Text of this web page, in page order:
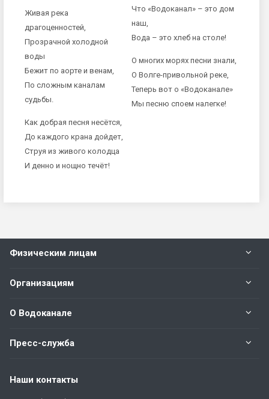
Живая река
драгоценностей,
Прозрачной холодной
воды
Бежит по аорте и венам,
По сложным каналам
судьбы.
Как добрая песня несётся,
До каждого крана дойдет,
Струя из живого колодца
И денно и нощно течёт!
Что «Водоканал» – это дом
наш,
Вода – это хлеб на столе!
О многих морях песни знали,
О Волге-привольной реке,
Теперь вот о «Водоканале»
Мы песню споем налегке!
Физическим лицам
Организациям
О Водоканале
Пресс-служба
Наши контакты